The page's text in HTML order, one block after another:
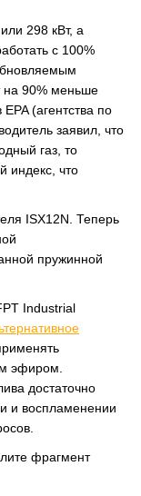
298 кВт, а
с 100%
на 90% меньше
(агентства по
заявил, что
газ, то
индекс, что
ISX12N. Теперь
пружинной
Industrial
эфиром.
достаточно
и воспламенении
фрагмент